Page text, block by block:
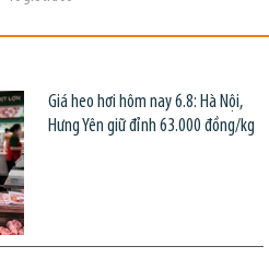
Giá heo hơi hôm nay 6.8: Hà Nội,
Hưng Yên giữ đỉnh 63.000 đồng/kg